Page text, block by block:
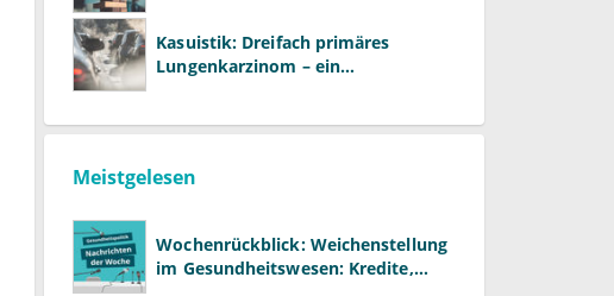
Kasuistik: Dreifach primäres
Lungenkarzinom – ein
Meistgelesen
Wochenrückblick: Weichenstellung
im Gesundheitswesen: Kredite,